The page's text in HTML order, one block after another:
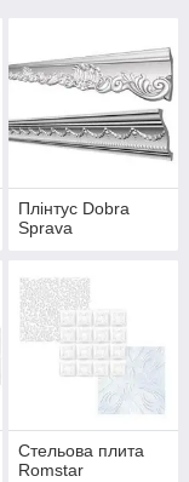
Плінтус Dobra
Sprava
Стельова плита
Romstar